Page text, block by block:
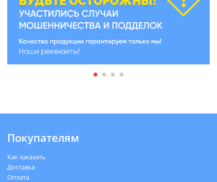
Покупателям
Как заказать
Доставка
Оплата